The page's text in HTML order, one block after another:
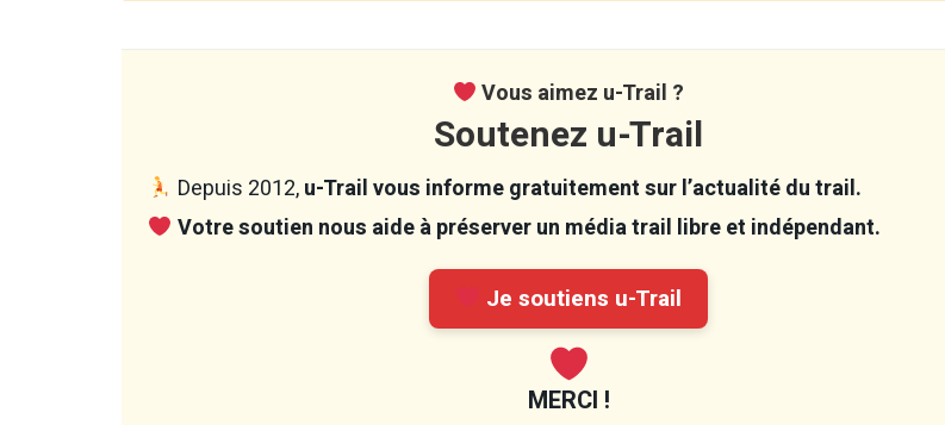
Vous aimez u-Trail ?
Soutenez u-Trail
Depuis 2012,u-Trail vous informe gratuitement sur l’actualité du trail.
Votre soutien nous aide à préserver un média trail libre et indépendant.
Je soutiens u-Trail
MERCI !